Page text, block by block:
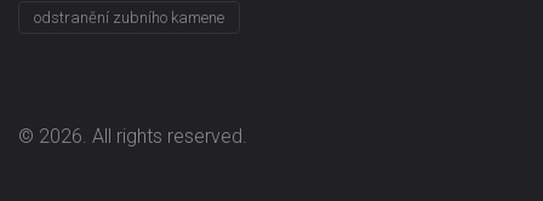
odstranění zubního kamene
© 2026. All rights reserved.